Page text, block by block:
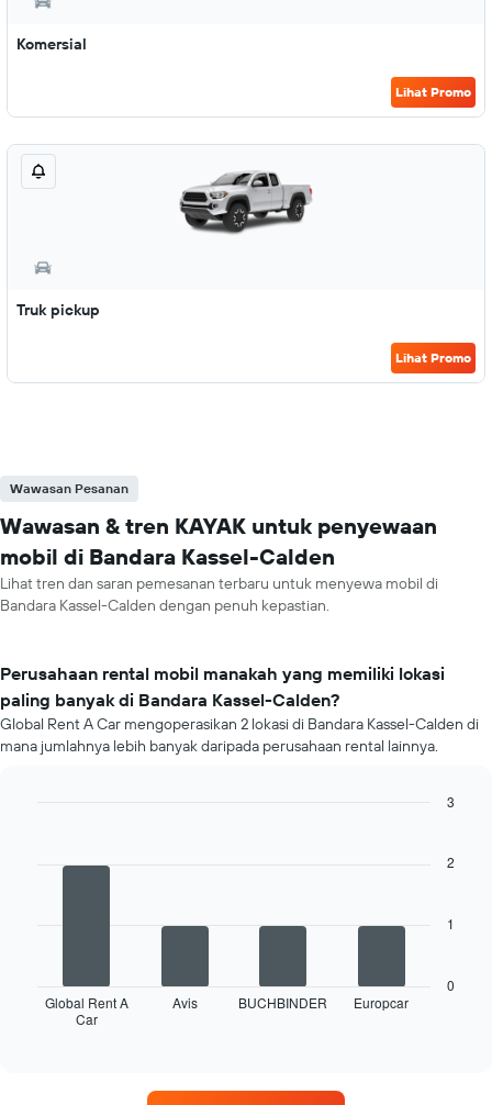
Komersial
Lihat Promo
Truk pickup
Lihat Promo
Wawasan Pesanan
Wawasan & tren KAYAK untuk penyewaan
mobil di Bandara Kassel-Calden
Lihat tren dan saran pemesanan terbaru untuk menyewa mobil di
Bandara Kassel-Calden dengan penuh kepastian.
Perusahaan rental mobil manakah yang memiliki lokasi
paling banyak di Bandara Kassel-Calden?
Global Rent A Car mengoperasikan 2 lokasi di Bandara Kassel-Calden di
mana jumlahnya lebih banyak daripada perusahaan rental lainnya.
menampilkan
empat
perusahaan
Global Rent A
Car
Avis BUCHBINDER Europcar
0
1
2
3